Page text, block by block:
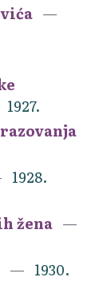
1927.
1928.
žena
1930.